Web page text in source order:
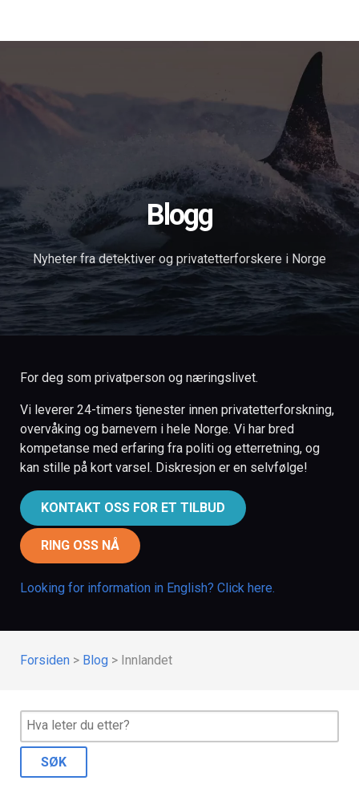
Blogg
Nyheter fra detektiver og privatetterforskere i Norge
For deg som privatperson og næringslivet.
Vi leverer 24-timers tjenester innen privatetterforskning,
overvåking og barnevern i hele Norge. Vi har bred
kompetanse med erfaring fra politi og etterretning, og
kan stille på kort varsel. Diskresjon er en selvfølge!
KONTAKT OSS FOR ET TILBUD
RING OSS NÅ
Looking for information in English? Click here.
Forsiden > Blog > Innlandet